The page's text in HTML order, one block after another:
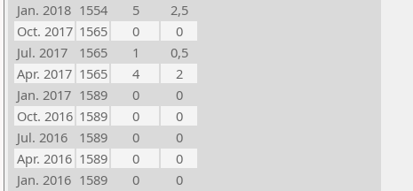
Jan. 2018 1554 5
2,5
Oct. 2017 1565 0
0
Jul. 2017
1565 1
0,5
Apr. 2017 1565 4
2
Jan. 2017 1589 0
0
Oct. 2016 1589 0
0
Jul. 2016
1589 0
0
Apr. 2016 1589 0
0
Jan. 2016 1589 0
0